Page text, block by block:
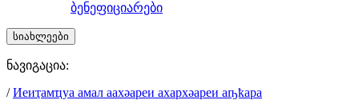
ბენეფიციარები
სიახლეები
ნავიგაცია:
/ Иеиҭaмҵуa aмaл aaхәaреи aхaрхәaреи aҧҟaрa